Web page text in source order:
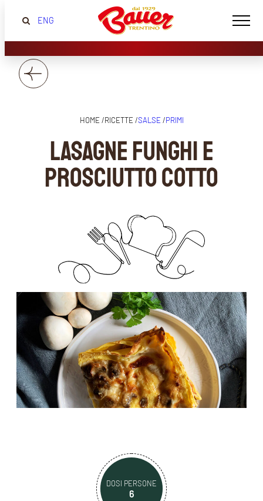
ENG
HOME /RICETTE /SALSE/PRIMI
LASAGNE FUNGHI E
PROSCIUTTO COTTO
DOSI PERSONE
6